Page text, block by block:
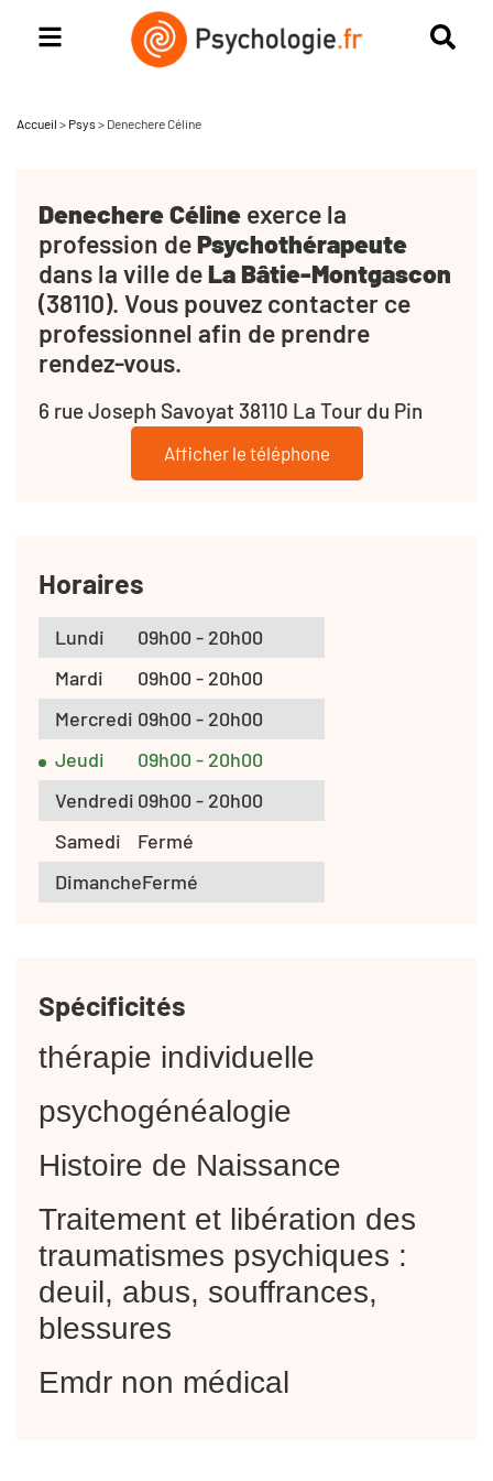
Accueil > Psys > Denechere Céline
Denechere Céline exerce la
profession dePsychothérapeute
dans la ville de La Bâtie-Montgascon
(38110). Vous pouvez contacter ce
professionnel afin de prendre
rendez-vous.
6 rue Joseph Savoyat 38110 La Tour du Pin
Afficher le téléphone
Horaires
Lundi
09h00 - 20h00
Mardi
09h00 - 20h00
Mercredi 09h00 - 20h00
Jeudi
09h00 - 20h00
Vendredi 09h00 - 20h00
Samedi
Fermé
DimancheFermé
Spécificités
thérapie individuelle
psychogénéalogie
Histoire de Naissance
Traitement et libération des
traumatismes psychiques :
deuil, abus, souffrances,
blessures
Emdr non médical